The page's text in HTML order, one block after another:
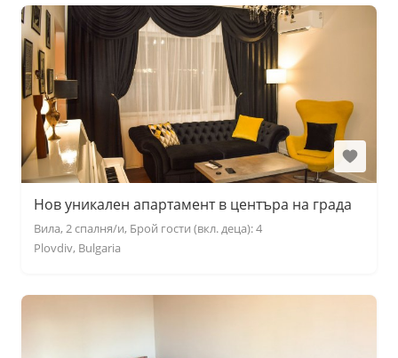
Нов уникален апартамент в центъра на града
Вила, 2 спалня/и, Брой гости (вкл. деца): 4
Plovdiv, Bulgaria